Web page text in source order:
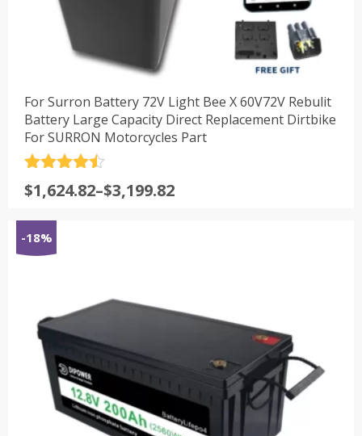
For Surron Battery 72V Light Bee X 60V72V Rebulit
Battery Large Capacity Direct Replacement Dirtbike
For SURRON Motorcycles Part
&sol; 5
$1,624.82–$3,199.82
-18%